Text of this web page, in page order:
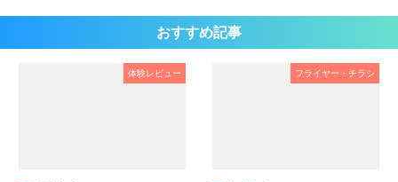
おすすめ記事
体験レビュー フライヤー・チラシ